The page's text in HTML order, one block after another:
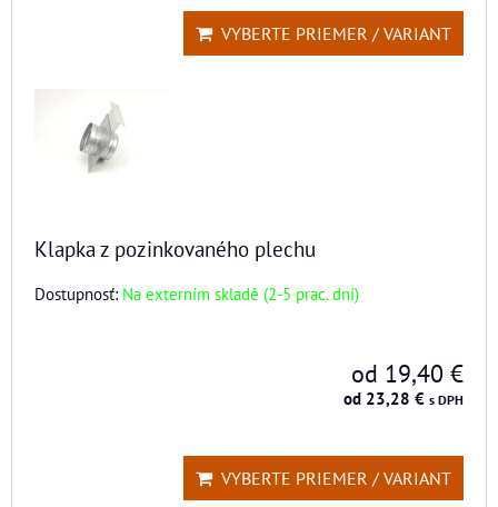
VYBERTE PRIEMER / VARIANT
Klapka z pozinkovaného plechu
Dostupnosť: Na externím skladě (2-5 prac. dní)
od 19,40 €
od 23,28 € s DPH
VYBERTE PRIEMER / VARIANT